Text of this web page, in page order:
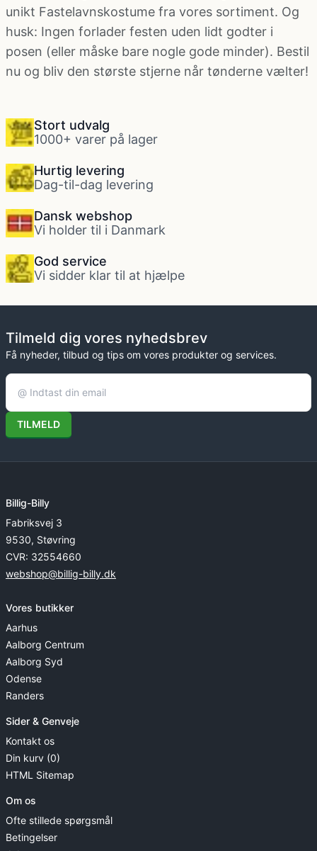
unikt Fastelavnskostume fra vores sortiment. Og
husk: Ingen forlader festen uden lidt godter i
posen (eller måske bare nogle gode minder). Bestil
nu og bliv den største stjerne når tønderne vælter!
Stort udvalg
1000+ varer på lager
Hurtig levering
Dag-til-dag levering
Dansk webshop
Vi holder til i Danmark
God service
Vi sidder klar til at hjælpe
Tilmeld dig vores nyhedsbrev
Få nyheder, tilbud og tips om vores produkter og services.
TILMELD
Billig-Billy
Fabriksvej 3
9530, Støvring
CVR: 32554660
webshop@billig-billy.dk
Vores butikker
Aarhus
Aalborg Centrum
Aalborg Syd
Odense
Randers
Sider & Genveje
Kontakt os
Din kurv (0)
HTML Sitemap
Om os
Ofte stillede spørgsmål
Betingelser